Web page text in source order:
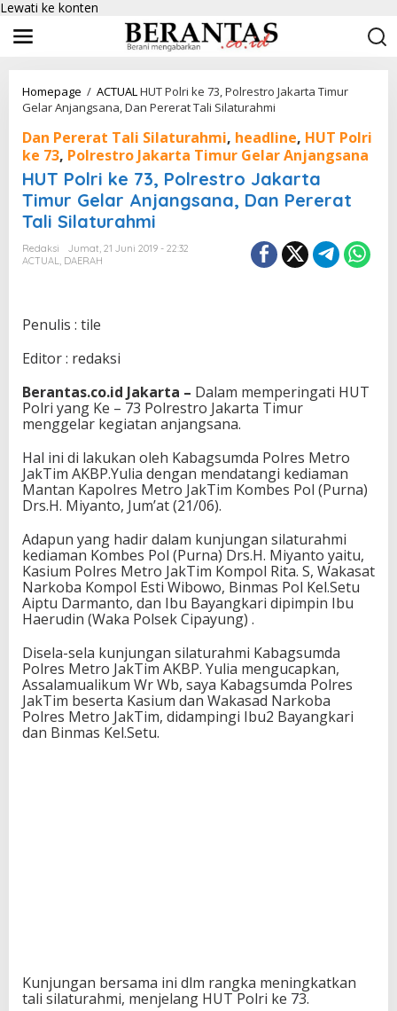
Lewati ke konten
Homepage / ACTUALHUT Polri ke 73, Polrestro Jakarta Timur
Gelar Anjangsana, Dan Pererat Tali Silaturahmi
Dan Pererat Tali Silaturahmi, headline, HUT Polri
ke 73, Polrestro Jakarta Timur Gelar Anjangsana
HUT Polri ke 73, Polrestro Jakarta
Timur Gelar Anjangsana, Dan Pererat
Tali Silaturahmi
Redaksi
Jumat, 21 Juni 2019 - 22:32
ACTUAL, DAERAH
Penulis : tile
Editor : redaksi
Berantas.co.id Jakarta – Dalam memperingati HUT
Polri yang Ke – 73 Polrestro Jakarta Timur
menggelar kegiatan anjangsana.
Hal ini di lakukan oleh Kabagsumda Polres Metro
JakTim AKBP.Yulia dengan mendatangi kediaman
Mantan Kapolres Metro JakTim Kombes Pol (Purna)
Drs.H. Miyanto, Jum’at (21/06).
Adapun yang hadir dalam kunjungan silaturahmi
kediaman Kombes Pol (Purna) Drs.H. Miyanto yaitu,
Kasium Polres Metro JakTim Kompol Rita. S, Wakasat
Narkoba Kompol Esti Wibowo, Binmas Pol Kel.Setu
Aiptu Darmanto, dan Ibu Bayangkari dipimpin Ibu
Haerudin (Waka Polsek Cipayung) .
Disela-sela kunjungan silaturahmi Kabagsumda
Polres Metro JakTim AKBP. Yulia mengucapkan,
Assalamualikum Wr Wb, saya Kabagsumda Polres
JakTim beserta Kasium dan Wakasad Narkoba
Polres Metro JakTim, didampingi Ibu2 Bayangkari
dan Binmas Kel.Setu.
Kunjungan bersama ini dlm rangka meningkatkan
tali silaturahmi, menjelang HUT Polri ke 73.